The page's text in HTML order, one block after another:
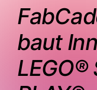
baut
LEGO®